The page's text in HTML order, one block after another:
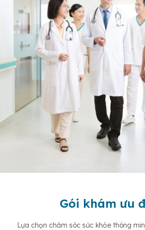
Gói khám ưu
Lựa chọn chăm sóc sức khỏe thông